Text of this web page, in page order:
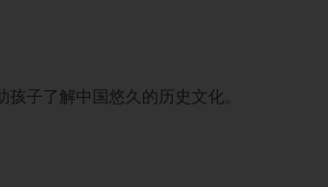
子了解中国悠久的历史文化。